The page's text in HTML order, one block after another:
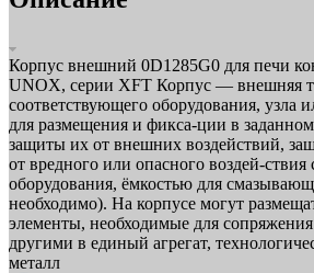
Корпус внешний 0D1285G0 для печи
UNOX, серии XFT Корпус — внешняя
соответствующего оборудования, узла
для размещения и фикса-ции в
защиты их от внешних воздействий,
от вредного или опасного воздей-
оборудования, ёмкостью для
необходимо). На корпусе могут
элементы, необходимые для
другими в единый агрегат,
металл